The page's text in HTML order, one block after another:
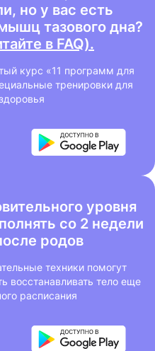
но у вас есть
тазового дна?
в FAQ).
курс «11 программ для
тренировки для
уровня
со 2 недели
родов
техники помогут
восстанавливать тело еще
расписания